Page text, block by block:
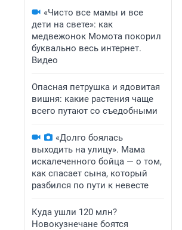
«Чисто все мамы и все
дети на свете»: как
медвежонок Момота покорил
буквально весь интернет.
Видео
Опасная петрушка и ядовитая
вишня: какие растения чаще
всего путают со съедобными
«Долго боялась
выходить на улицу». Мама
искалеченного бойца — о том,
как спасает сына, который
разбился по пути к невесте
Куда ушли 120 млн?
Новокузнечане боятся